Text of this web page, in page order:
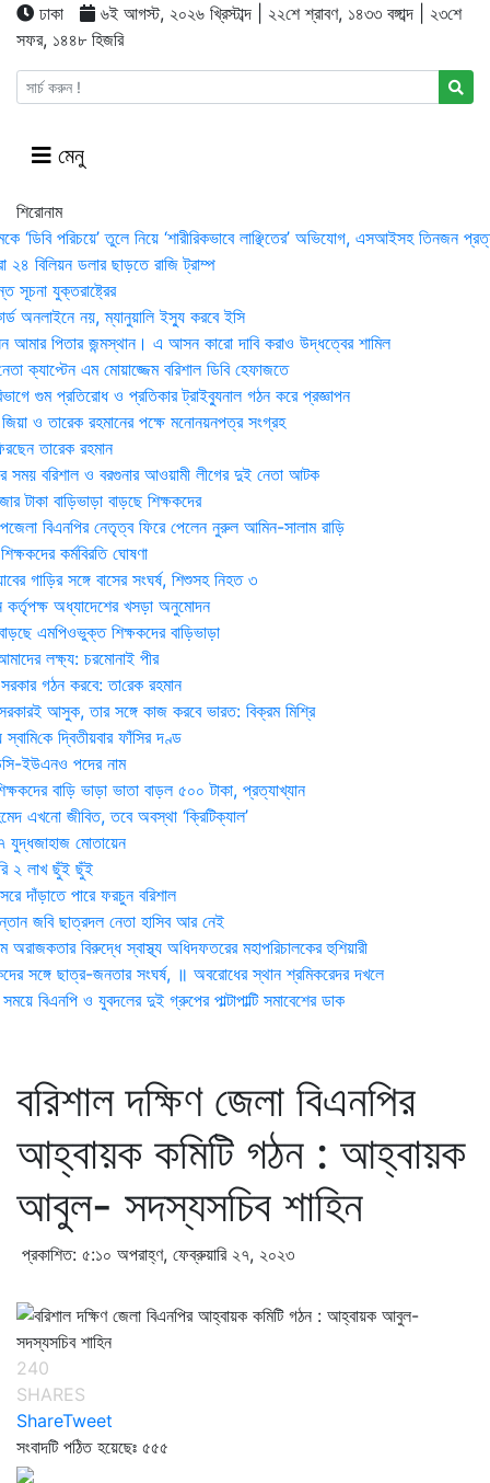
ঢাকা
৬ই আগস্ট, ২০২৬ খ্রিস্টাব্দ | ২২শে শ্রাবণ, ১৪৩৩ বঙ্গাব্দ | ২৩শে
সফর, ১৪৪৮ হিজরি
মেনু
শিরোনাম
‘ডিবি পরিচয়ে’ তুলে নিয়ে ‘শারীরিকভাবে লাঞ্ছিতের’ অভিযোগ, এসআইসহ তিনজন
২৪ বিলিয়ন ডলার ছাড়তে রাজি ট্রাম্প
সূচনা যুক্তরাষ্ট্রের
অনলাইনে নয়, ম্যানুয়ালি ইস্যু করবে ইসি
পিতার জন্মস্থান। এ আসন কারো দাবি করাও উদ্ধত্বের শামিল
ক্যাপ্টেন এম মোয়াজ্জেম বরিশাল ডিবি হেফাজতে
গুম প্রতিরোধ ও প্রতিকার ট্রাইব্যুনাল গঠন করে প্রজ্ঞাপন
ও তারেক রহমানের পক্ষে মনোনয়নপত্র সংগ্রহ
তারেক রহমান
সময় ব‌রিশাল ও বরগুনার আওয়ামী লীগের দুই নেতা আটক
টাকা বাড়িভাড়া বাড়ছে শিক্ষকদের
বিএনপির নেতৃত্ব ফিরে পেলেন নুরুল আমিন-সালাম রাড়ি
কর্মবিরতি ঘোষণা
গাড়ির সঙ্গে বাসের সংঘর্ষ, শিশুসহ নিহত ৩
কর্তৃপক্ষ অধ্যাদেশের খসড়া অনুমোদন
এমপিওভুক্ত শিক্ষকদের বাড়িভাড়া
লক্ষ্য: চরমোনাই পীর
গঠন করবে: তা‌রেক রহমান
আসুক, তার সঙ্গে কাজ করবে ভারত: বিক্রম মিশ্রি
দ্বিতীয়বার ফাঁসির দণ্ড
ইউএনও পদের নাম
বাড়ি ভাড়া ভাতা বাড়ল ৫০০ টাকা, প্রত্যাখ্যান
এখনো জীবিত, তবে অবস্থা ‘ক্রিটিক্যাল’
যুদ্ধজাহাজ মোতায়েন
২ লাখ ছুঁই ছুঁই
দাঁড়াতে পারে ফরচুন বরিশাল
জবি ছাত্রদল নেতা হাসিব আর নেই
অরাজকতার বিরুদ্ধে স্বাস্থ্য অধিদফতরের মহাপরিচালকের হুশিয়ারী
সঙ্গে ছাত্র-জনতার সংঘর্ষ, ॥ অবরোধের স্থান শ্রমিকরেদর দখলে
বিএনপি ও যুবদলের দুই গ্রুপের পাল্টাপাল্টি সমাবেশের ডাক
বরিশাল দক্ষিণ জেলা বিএনপির
আহ্বায়ক কমিটি গঠন : আহ্বায়ক
আবুল- সদস্যসচিব শাহিন
প্রকাশিত: ৫:১০ অপরাহ্ণ, ফেব্রুয়ারি ২৭, ২০২৩
240
SHARES
ShareTweet
সংবাদটি পঠিত হয়েছেঃ ৫৫৫